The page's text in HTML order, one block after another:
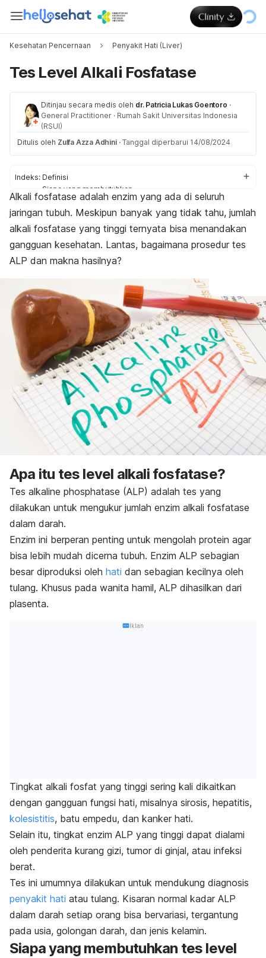
Kesehatan Pencernaan Penyakit Hati (Liver)
Tes Level Alkali Fosfatase
Ditinjau secara medis oleh dr. Patricia Lukas Goentoro ·
General Practitioner · Rumah Sakit Universitas Indonesia
(RSUI)
Ditulis oleh Zulfa Azza Adhini · Tanggal diperbarui 14/08/2024
Indeks: Definisi
Siapa yang membutuhkan
Prosedur
Hasil
Alkali fosfatase adalah enzim yang ada di seluruh
jaringan tubuh. Meskipun banyak yang tidak tahu, jumlah
alkali fosfatase yang tinggi ternyata bisa menandakan
gangguan kesehatan. Lantas, bagaimana prosedur tes
ALP dan makna hasilnya?
Apa itu tes level alkali fosfatase?
Tes alkaline phosphatase (ALP) adalah tes yang
dilakukan untuk mengukur jumlah enzim alkali fosfatase
dalam darah.
Enzim ini berperan penting untuk mengolah protein agar
bisa lebih mudah dicerna tubuh. Enzim ALP sebagian
besar diproduksi oleh hati dan sebagian kecilnya oleh
tulang. Khusus pada wanita hamil, ALP dihasilkan dari
plasenta.
Iklan
Tingkat alkali fosfat yang tinggi sering kali dikaitkan
dengan gangguan fungsi hati, misalnya sirosis, hepatitis,
kolesistitis, batu empedu, dan kanker hati.
Selain itu, tingkat enzim ALP yang tinggi dapat dialami
oleh penderita kurang gizi, tumor di ginjal, atau infeksi
berat.
Tes ini umumnya dilakukan untuk mendukung diagnosis
penyakit hati atau tulang. Kisaran normal kadar ALP
dalam darah setiap orang bisa bervariasi, tergantung
pada usia, golongan darah, dan jenis kelamin.
Siapa yang membutuhkan tes level